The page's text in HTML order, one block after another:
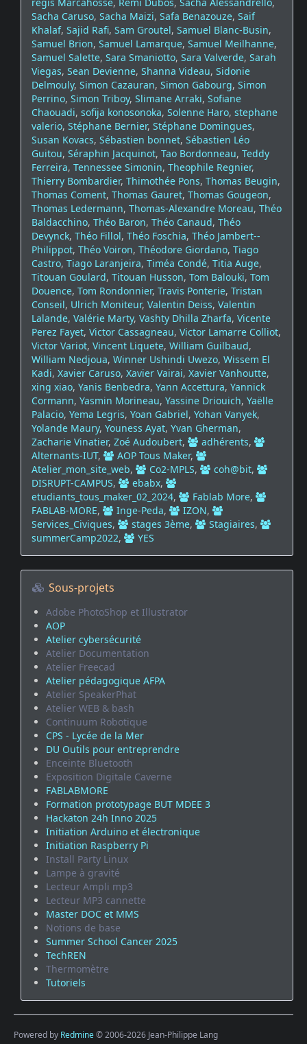
Sacha Caruso, Sacha Maizi, Safa Benazouze, Saif
Khalaf, Sajid Rafi, Sam Groutel, Samuel Blanc-Busin,
Samuel Brion, Samuel Lamarque, Samuel Meilhanne,
Samuel Salette, Sara Smaniotto, Sara Valverde, Sarah
Viegas, Sean Devienne, Shanna Videau, Sidonie
Delmouly, Simon Cazauran, Simon Gabourg, Simon
Perrino, Simon Triboy, Slimane Arraki, Sofiane
Chaouadi, sofija konosonoka, Solenne Haro, stephane
valerio, Stéphane Bernier, Stéphane Domingues,
Susan Kovacs, Sébastien bonnet, Sébastien Léo
Guitou, Séraphin Jacquinot, Tao Bordonneau, Teddy
Ferreira, Tennessee Simonin, Theophile Regnier,
Thierry Bombardier, Thimothée Pons, Thomas Beugin,
Thomas Coment, Thomas Gauret, Thomas Gougeon,
Thomas Ledermann, Thomas-Alexandre Moreau, Théo
Baldacchino, Théo Baron, Théo Canaud, Théo
Devynck, Théo Fillol, Théo Foschia, Théo Jambert--
Philippot, Théo Voiron, Théodore Giordano, Tiago
Castro, Tiago Laranjeira, Timéa Condé, Titia Auge,
Titouan Goulard, Titouan Husson, Tom Balouki, Tom
Douence, Tom Rondonnier, Travis Ponterie, Tristan
Conseil, Ulrich Moniteur, Valentin Deiss, Valentin
Lalande, Valérie Marty, Vashty Dhilla Zharfa, Vicente
Perez Fayet, Victor Cassagneau, Victor Lamarre Colliot,
Victor Variot, Vincent Liquete, William Guilbaud,
William Nedjoua, Winner Ushindi Uwezo, Wissem El
Kadi, Xavier Caruso, Xavier Vairai, Xavier Vanhoutte,
xing xiao, Yanis Benbedra, Yann Accettura, Yannick
Cormann, Yasmin Morineau, Yassine Driouich, Yaëlle
Palacio, Yema Legris, Yoan Gabriel, Yohan Vanyek,
Yolande Maury, Youness Ayat, Yvan Gherman,
Zacharie Vinatier, Zoé Audoubert, adhérents,
Alternants-IUT, AOP Tous Maker,
Atelier_mon_site_web, Co2-MPLS, coh@bit,
DISRUPT-CAMPUS, ebabx,
etudiants_tous_maker_02_2024, Fablab More,
FABLAB-MORE, Inge-Peda, IZON,
Services_Civiques, stages 3ème, Stagiaires,
summerCamp2022, YES
Sous-projets
Adobe PhotoShop et Illustrator
AOP
Atelier cybersécurité
Atelier Documentation
Atelier Freecad
Atelier pédagogique AFPA
Atelier SpeakerPhat
Atelier WEB & bash
Continuum Robotique
CPS - Lycée de la Mer
DU Outils pour entreprendre
Enceinte Bluetooth
Exposition Digitale Caverne
FABLABMORE
Formation prototypage BUT MDEE 3
Hackaton 24h Inno 2025
Initiation Arduino et électronique
Initiation Raspberry Pi
Install Party Linux
Lampe à gravité
Lecteur Ampli mp3
Lecteur MP3 cannette
Master DOC et MMS
Notions de base
Summer School Cancer 2025
TechREN
Thermomètre
Tutoriels
Powered by Redmine© 2006-2026 Jean-Philippe Lang